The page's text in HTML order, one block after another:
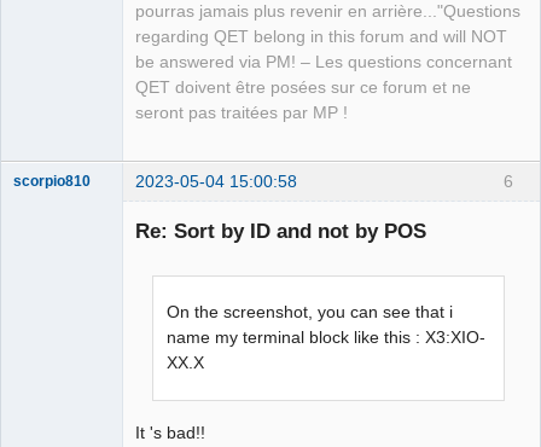
pourras jamais plus revenir en arrière..."Questions
regarding QET belong in this forum and will NOT
be answered via PM! – Les questions concernant
QET doivent être posées sur ce forum et ne
seront pas traitées par MP !
6
scorpio810 2023-05-04 15:00:58
Re: Sort by ID and not by POS
On the screenshot, you can see that i
name my terminal block like this : X3:XIO-
XX.X
It 's bad!!